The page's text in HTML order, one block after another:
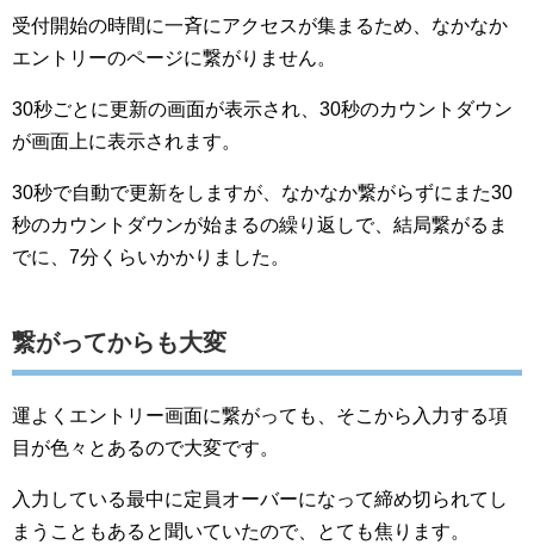
受付開始の時間に一斉にアクセスが集まるため、なかなか
エントリーのページに繋がりません。
30秒ごとに更新の画面が表示され、30秒のカウントダウン
が画面上に表示されます。
30秒で自動で更新をしますが、なかなか繋がらずにまた30
秒のカウントダウンが始まるの繰り返しで、結局繋がるま
でに、7分くらいかかりました。
繋がってからも大変
運よくエントリー画面に繋がっても、そこから入力する項
目が色々とあるので大変です。
入力している最中に定員オーバーになって締め切られてし
まうこともあると聞いていたので、とても焦ります。